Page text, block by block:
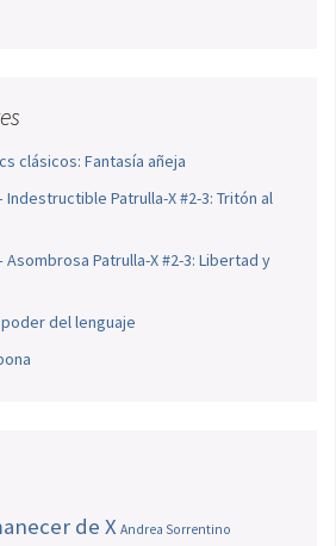
clásicos: Fantasía añeja
Indestructible Patrulla-X #2-3: Tritón al
Asombrosa Patrulla-X #2-3: Libertad y
poder del lenguaje
de X Andrea Sorrentino